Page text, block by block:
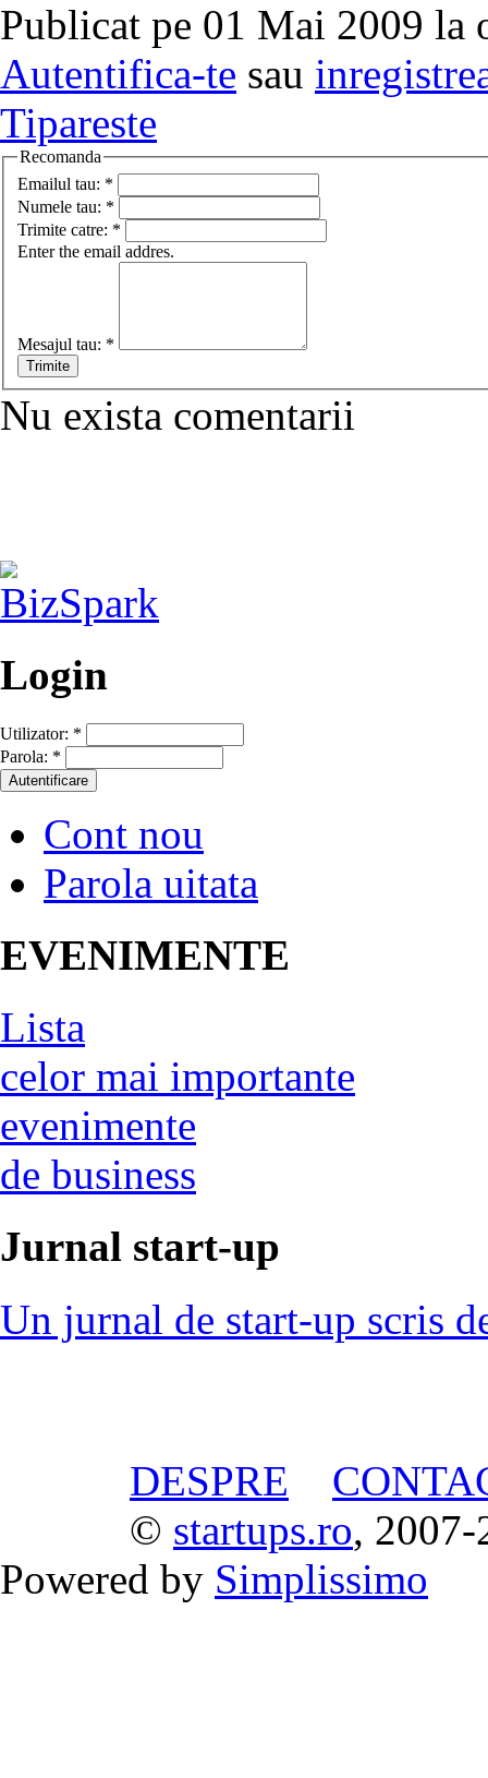
Publicat pe 01 Mai 2009 la
Autentifica-te sau
Tipareste
Recomanda
Emailul tau: *
Numele tau: *
Trimite catre: *
Enter the email addres.
Mesajul tau: *
Nu exista comentarii
Login
Utilizator: *
Parola: *
Cont nou
Parola uitata
EVENIMENTE
Lista
celor mai importante
evenimente
de business
Jurnal start-up
Un jurnal de start-up scris
DESPRE
© startups.ro, 2007-
Powered by Simplissimo